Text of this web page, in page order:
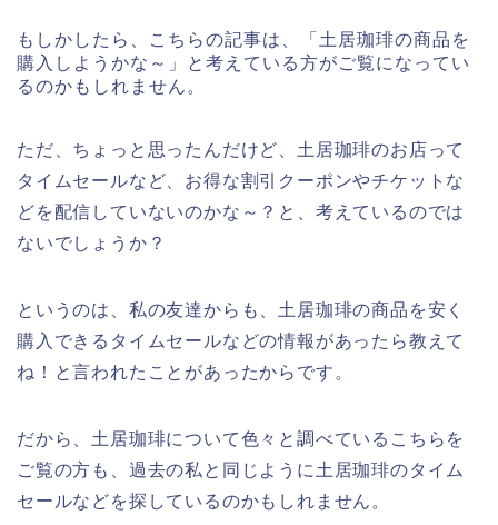
もしかしたら、こちらの記事は、「土居珈琲の商品を
購入しようかな～」と考えている方がご覧になってい
るのかもしれません。
ただ、ちょっと思ったんだけど、土居珈琲のお店って
タイムセールなど、お得な割引クーポンやチケットな
どを配信していないのかな～？と、考えているのでは
ないでしょうか？
というのは、私の友達からも、土居珈琲の商品を安く
購入できるタイムセールなどの情報があったら教えて
ね！と言われたことがあったからです。
だから、土居珈琲について色々と調べているこちらを
ご覧の方も、過去の私と同じように土居珈琲のタイム
セールなどを探しているのかもしれません。